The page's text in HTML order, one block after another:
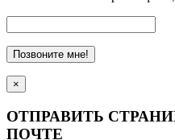
Позвоните мне!
×
ОТПРАВИТЬ
ПОЧТЕ